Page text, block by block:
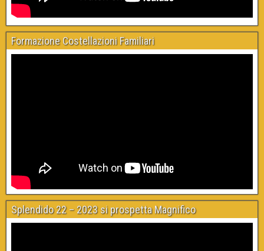
Formazione Costellazioni Familiari
Splendido 22 – 2023 si prospetta Magnifico